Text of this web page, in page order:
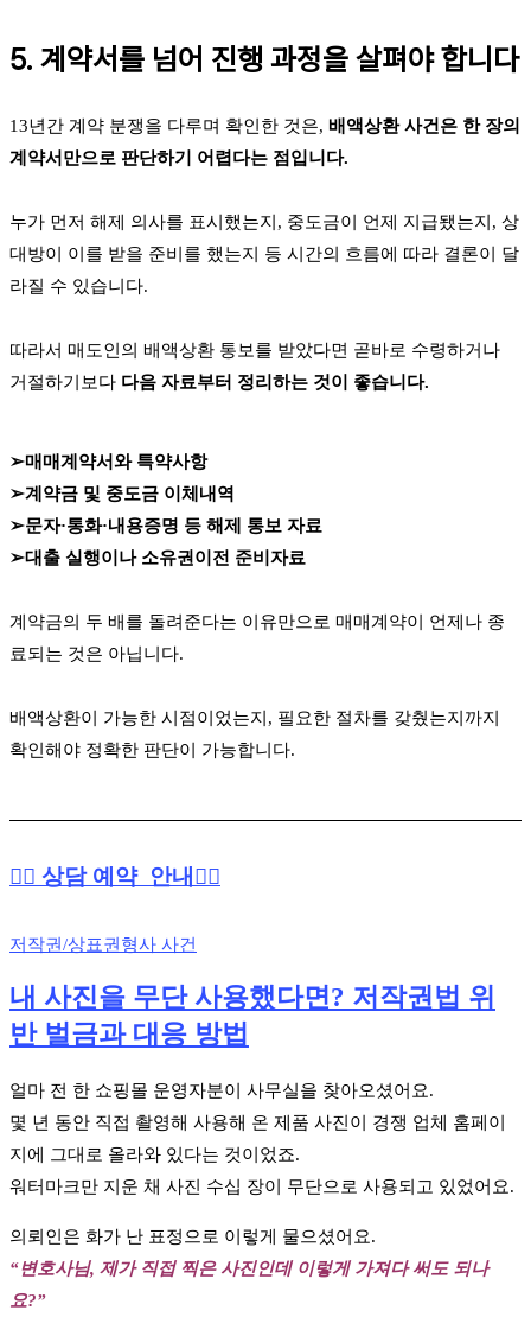
5. 계약서를 넘어 진행 과정을 살펴야 합니다
13년간 계약 분쟁을 다루며 확인한 것은, 배액상환 사건은 한 장의
계약서만으로 판단하기 어렵다는 점입니다.
누가 먼저 해제 의사를 표시했는지, 중도금이 언제 지급됐는지, 상
대방이 이를 받을 준비를 했는지 등 시간의 흐름에 따라 결론이 달
라질 수 있습니다.
따라서 매도인의 배액상환 통보를 받았다면 곧바로 수령하거나
거절하기보다 다음 자료부터 정리하는 것이 좋습니다.
➢매매계약서와 특약사항
➢계약금 및 중도금 이체내역
➢문자·통화·내용증명 등 해제 통보 자료
➢대출 실행이나 소유권이전 준비자료
계약금의 두 배를 돌려준다는 이유만으로 매매계약이 언제나 종
료되는 것은 아닙니다.
배액상환이 가능한 시점이었는지, 필요한 절차를 갖췄는지까지
확인해야 정확한 판단이 가능합니다.
👉🏻 상담 예약 안내👈🏻
저작권/상표권형사 사건
내 사진을 무단 사용했다면? 저작권법 위
반 벌금과 대응 방법
얼마 전 한 쇼핑몰 운영자분이 사무실을 찾아오셨어요.
몇 년 동안 직접 촬영해 사용해 온 제품 사진이 경쟁 업체 홈페이
지에 그대로 올라와 있다는 것이었죠.
워터마크만 지운 채 사진 수십 장이 무단으로 사용되고 있었어요.
의뢰인은 화가 난 표정으로 이렇게 물으셨어요.
“변호사님, 제가 직접 찍은 사진인데 이렇게 가져다 써도 되나
요?”